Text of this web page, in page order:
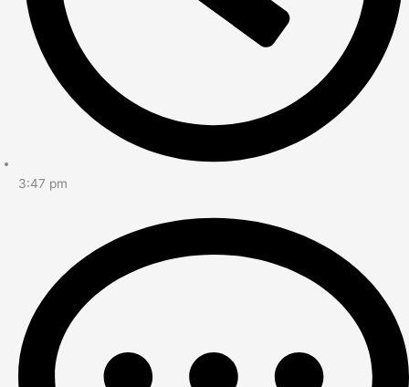
3:47 pm